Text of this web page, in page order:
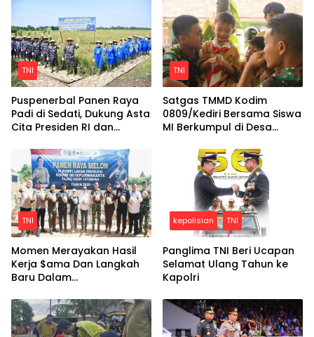
TNI
Puspenerbal Panen Raya
Padi di Sedati, Dukung Asta
Cita Presiden RI dan
Pangan Nasional
TNI
Satgas TMMD Kodim
0809/Kediri Bersama Siswa
MI Berkumpul di Desa
TNI
Momen Merayakan Hasil
Kerja $ama Dan Langkah
Baru Dalam
Tanaman Hortikultura
kepolisian TNI
Panglima TNI Beri Ucapan
Selamat Ulang Tahun ke
Kapolri